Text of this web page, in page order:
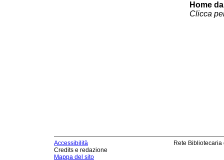
Home
Clicca
Accessibilità
Credits e redazione
Mappa del sito
Rete